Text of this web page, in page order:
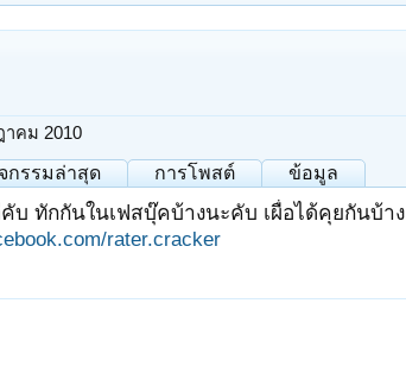
าคม 2010
กรรมล่าสุด การโพสต์ ข้อมูล
บ ทักกันในเฟสบุ๊คบ้างนะคับ เผื่อได้คุยกันบ้าง
rater.cracker